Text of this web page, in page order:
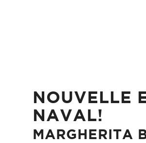
NOUVELLE
NAVAL!
MARGHERITA